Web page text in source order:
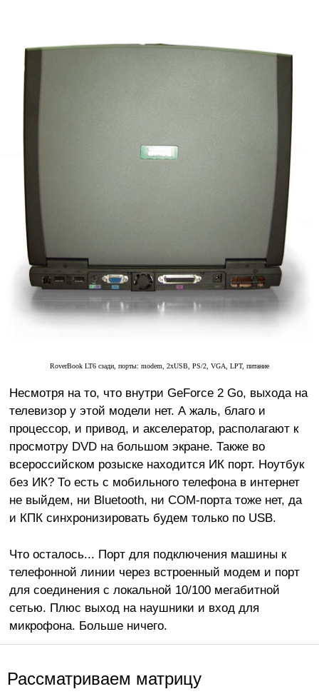
RoverBook LT6 сзади, порты: modem, 2xUSB, PS/2, VGA, LPT, питание
Несмотря на то, что внутри GeForce 2 Go, выхода на
телевизор у этой модели нет. А жаль, благо и
процессор, и привод, и акселератор, располагают к
просмотру DVD на большом экране. Также во
всероссийском розыске находится ИК порт. Ноутбук
без ИК? То есть с мобильного телефона в интернет
не выйдем, ни Bluetooth, ни COM-порта тоже нет, да
и КПК синхронизировать будем только по USB.
Что осталось... Порт для подключения машины к
телефонной линии через встроенный модем и порт
для соединения с локальной 10/100 мегабитной
сетью. Плюс выход на наушники и вход для
микрофона. Больше ничего.
Рассматриваем матрицу